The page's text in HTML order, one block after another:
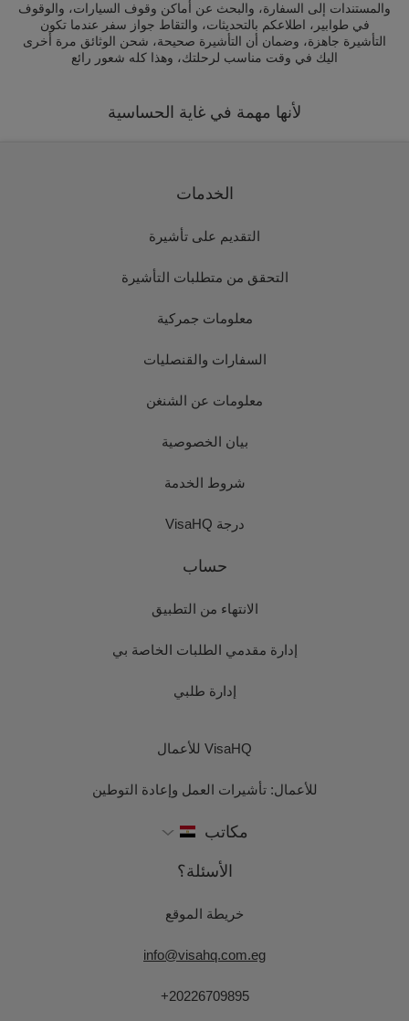
والمستندات إلى السفارة، والبحث عن أماكن وقوف السيارات، والوقوف
في طوابير، اطلاعكم بالتحديثات، والتقاط جواز سفر عندما تكون
التأشيرة جاهزة، وضمان أن التأشيرة صحيحة، شحن الوثائق مرة أخرى
اليك في وقت مناسب لرحلتك، وهذا كله شعور رائع
لأنها مهمة في غاية الحساسية
الخدمات
التقديم على تأشيرة
التحقق من متطلبات التأشيرة
معلومات جمركية
السفارات والقنصليات
معلومات عن الشنغن
بيان الخصوصية
شروط الخدمة
درجة VisaHQ
حساب
الانتهاء من التطبيق
إدارة مقدمي الطلبات الخاصة بي
إدارة طلبي
VisaHQ للأعمال
للأعمال: تأشيرات العمل وإعادة التوطين
مكاتب
الأسئلة؟
خريطة الموقع
info@visahq.com.eg
+20226709895